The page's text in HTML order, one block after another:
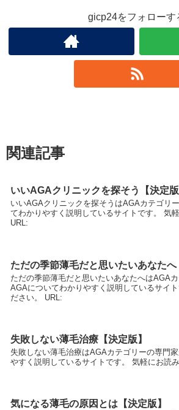
gicp24をフォローす
関連記事
いいAGAクリニックを探そう【決定版
いいAGAクリニックを探そうはAGAカテゴリ
てわかりやすく説明しているサイトです。 気
URL:
ただの季節薄毛だと思いたいあなたへ
ただの季節薄毛だと思いたいあなたへはAGA
AGAについてわかりやすく説明しているサイ
ださい。 URL:
失敗しない薄毛治療【決定版】
失敗しない薄毛治療はAGAカテゴリーの専門
やすく説明しているサイトです。 気軽にお読
気になる薄毛の原因とは【決定版】